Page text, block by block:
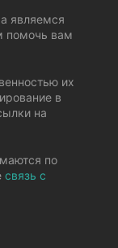
являемся
помочь вам
их
в
на
по
связь с